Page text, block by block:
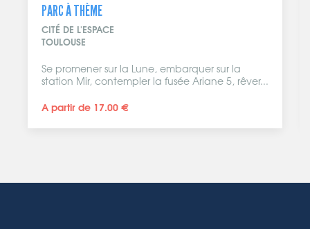
Affronter le vertige et sauter d’un avion
t’impressionne? Avec Flyzone à...
A partir de 22.00 €
5, rêver...